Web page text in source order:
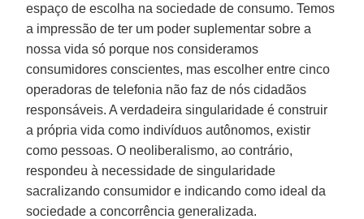
espaço de escolha na sociedade de consumo. Temos
a impressão de ter um poder suplementar sobre a
nossa vida só porque nos consideramos
consumidores conscientes, mas escolher entre cinco
operadoras de telefonia não faz de nós cidadãos
responsáveis. A verdadeira singularidade é construir
a própria vida como indivíduos autônomos, existir
como pessoas. O neoliberalismo, ao contrário,
respondeu à necessidade de singularidade
sacralizando consumidor e indicando como ideal da
sociedade a concorrência generalizada.